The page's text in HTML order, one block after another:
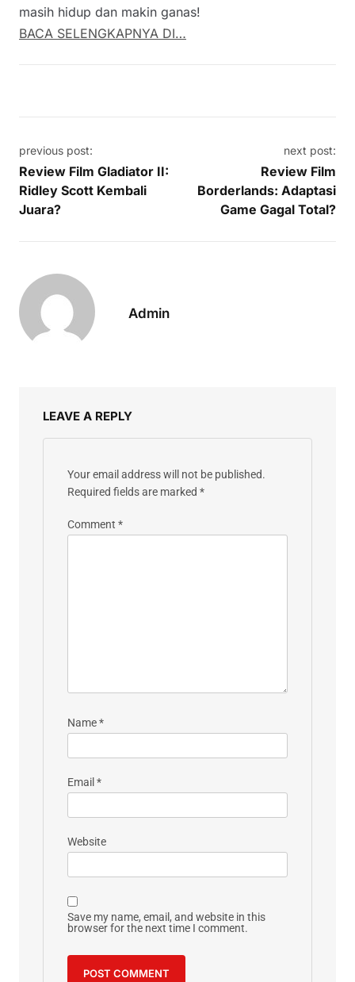
masih hidup dan makin ganas!
BACA SELENGKAPNYA DI…
Post navigation
previous post:
Review Film Gladiator II:
Ridley Scott Kembali
Juara?
next post:
Review Film
Borderlands: Adaptasi
Game Gagal Total?
Admin
LEAVE A REPLY
Your email address will not be published.
Required fields are marked *
Comment *
Name*
Email *
Website
Save my name, email, and website in this
browser for the next time I comment.